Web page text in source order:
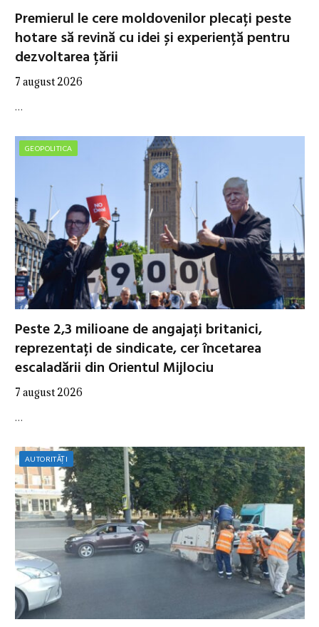
Premierul le cere moldovenilor plecați peste
hotare să revină cu idei și experiență pentru
dezvoltarea țării
7 august 2026
…
GEOPOLITICA
Peste 2,3 milioane de angajați britanici,
reprezentați de sindicate, cer încetarea
escaladării din Orientul Mijlociu
7 august 2026
…
AUTORITĂȚI